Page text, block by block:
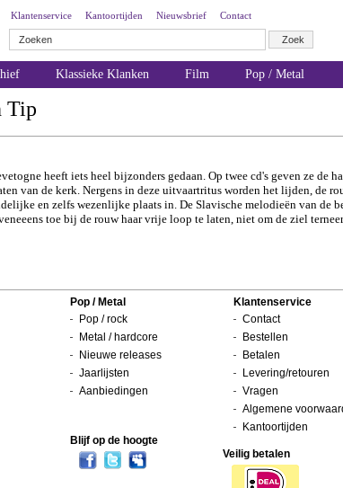
Klantenservice Kantoortijden Nieuwsbrief Contact
Klassieke Klanken Film Pop / Metal
Tip
heeft iets heel bijzonders gedaan. Op twee cd's geven ze de
van de kerk. Nergens in deze uitvaartritus worden het lijden, de
en zelfs wezenlijke plaats in. De Slavische melodieën van de
toe bij de rouw haar vrije loop te laten, niet om de ziel
Pop / Metal
Pop / rock
Metal / hardcore
Nieuwe releases
Jaarlijsten
Aanbiedingen
Klantenservice
Contact
Bestellen
Betalen
Levering/retouren
Vragen
Algemene
Kantoortijden
Blijf op de hoogte
Veilig betalen